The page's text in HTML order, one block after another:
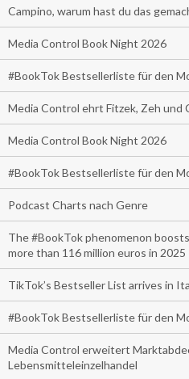
Campino, warum hast du das
Media Control Book Night 2026
#BookTok Bestsellerliste für den
Media Control ehrt Fitzek, Zeh und
Media Control Book Night 2026
#BookTok Bestsellerliste für den
Podcast Charts nach Genre
The #BookTok phenomenon
more than 116 million euros in 2025
TikTok’s Bestseller List arrives in
#BookTok Bestsellerliste für den
Media Control erweitert
Lebensmitteleinzelhandel